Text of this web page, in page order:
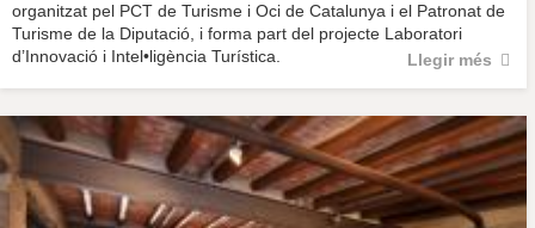
organitzat pel PCT de Turisme i Oci de Catalunya i el Patronat de
Turisme de la Diputació, i forma part del projecte Laboratori
d’Innovació i Intel•ligència Turística.
Llegir més